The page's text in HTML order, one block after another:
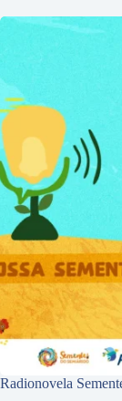
Radionovela